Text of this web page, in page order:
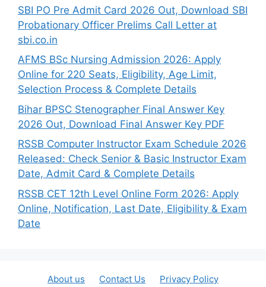
SBI PO Pre Admit Card 2026 Out, Download SBI
Probationary Officer Prelims Call Letter at
sbi.co.in
AFMS BSc Nursing Admission 2026: Apply
Online for 220 Seats, Eligibility, Age Limit,
Selection Process & Complete Details
Bihar BPSC Stenographer Final Answer Key
2026 Out, Download Final Answer Key PDF
RSSB Computer Instructor Exam Schedule 2026
Released: Check Senior & Basic Instructor Exam
Date, Admit Card & Complete Details
RSSB CET 12th Level Online Form 2026: Apply
Online, Notification, Last Date, Eligibility & Exam
Date
About us Contact Us
Privacy Policy